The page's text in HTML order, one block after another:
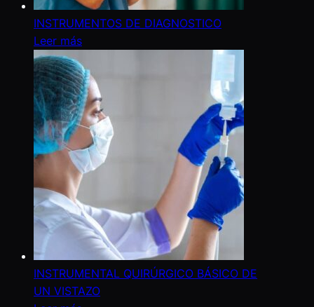
INSTRUMENTOS DE DIAGNOSTICO
Leer más
INSTRUMENTAL QUIRÚRGICO BÁSICO DE
UN VISTAZO